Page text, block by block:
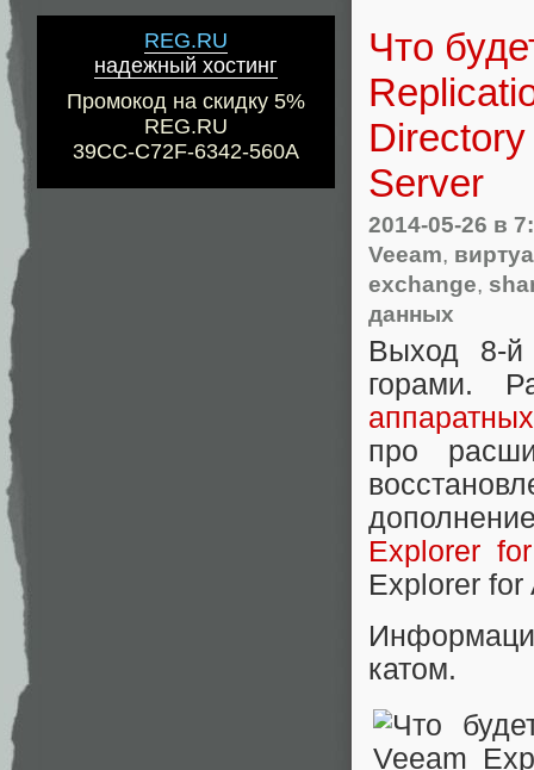
REG.RU
надежный хостинг
Промокод на скидку 5%
REG.RU
39CC-C72F-6342-560A
Что
Server
2014-05-26 в
Veeam,
exchange,
данных
Выход 8-
горами.
про
Explorer
Explorer for
катом.